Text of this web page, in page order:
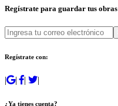
Regístrate para guardar tus
Regístrate con:
| | | |
¿Ya tienes cuenta?